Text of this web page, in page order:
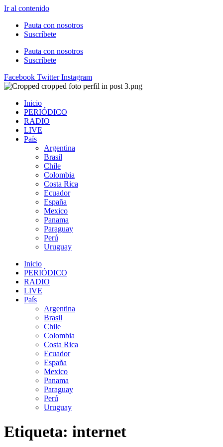
Ir al contenido
Pauta con nosotros
Suscríbete
Pauta con nosotros
Suscríbete
Facebook Twitter Instagram
Inicio
PERIÓDICO
RADIO
LIVE
País
Argentina
Brasil
Chile
Colombia
Costa Rica
Ecuador
España
Mexico
Panama
Paraguay
Perú
Uruguay
Inicio
PERIÓDICO
RADIO
LIVE
País
Argentina
Brasil
Chile
Colombia
Costa Rica
Ecuador
España
Mexico
Panama
Paraguay
Perú
Uruguay
Etiqueta: internet